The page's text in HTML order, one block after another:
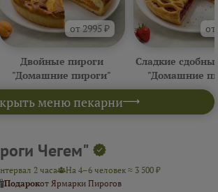
меню пекарни
от 2995 ₽
Двойные пироги
"Домашние пироги"
от
Сладкие
"Домашние
Чегем"
2 часа
На 4–6 человек ≈ 3 500 ₽
Подарокот Ярмарки Пирогов